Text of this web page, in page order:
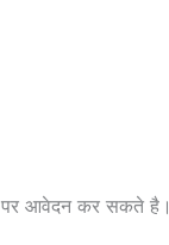
पर आवेदन कर सकते है।